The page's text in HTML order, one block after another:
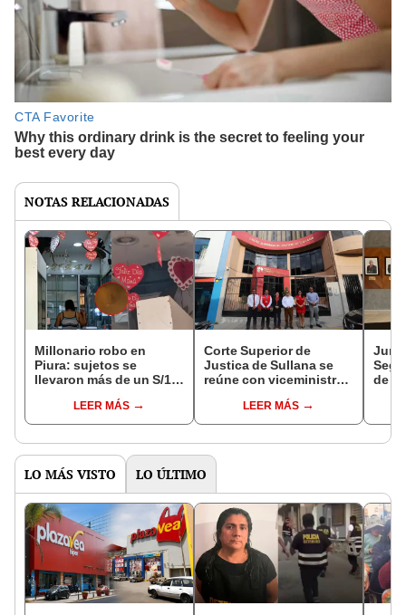
NOTAS RELACIONADAS
Millonario robo en
Piura: sujetos se
llevaron más de un S/1
tras ingresar por casa
abandonada
LEER MÁS
Corte Superior de
Justica de Sullana se
reúne con viceministro
LEER MÁS
de
LO MÁS VISTO LO ÚLTIMO